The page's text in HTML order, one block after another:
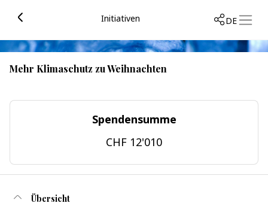
Initiativen DE
Mehr Klimaschutz zu Weihnachten
Spendensumme
CHF 12'010
Übersicht